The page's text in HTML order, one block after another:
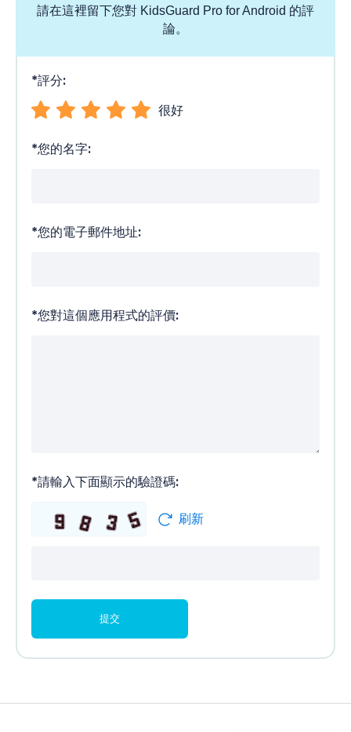
請在這裡留下您對 KidsGuard Pro for Android 的評
論。
*評分:
很好
*您的名字:
*您的電子郵件地址:
*您對這個應用程式的評價:
*請輸入下面顯示的驗證碼:
刷新